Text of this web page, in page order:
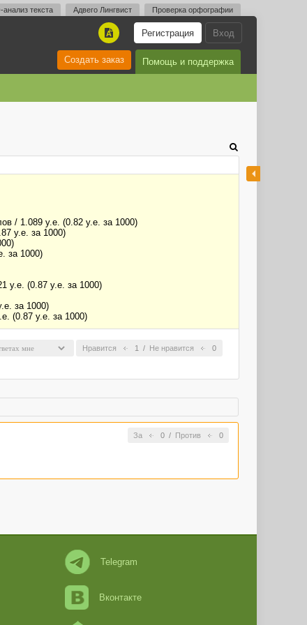
анализ текста Адвего Лингвист Проверка орфографии
Вход
Регистрация
A
Помощь и поддержка
Создать заказ
/ 1.089 у.е. (0.82 у.е. за 1000)
у.е. за 1000)
за 1000)
у.е. (0.87 у.е. за 1000)
за 1000)
(0.87 у.е. за 1000)
Нравится 1 / Не нравится 0
За 0/ Против 0
Telegram
Вконтакте